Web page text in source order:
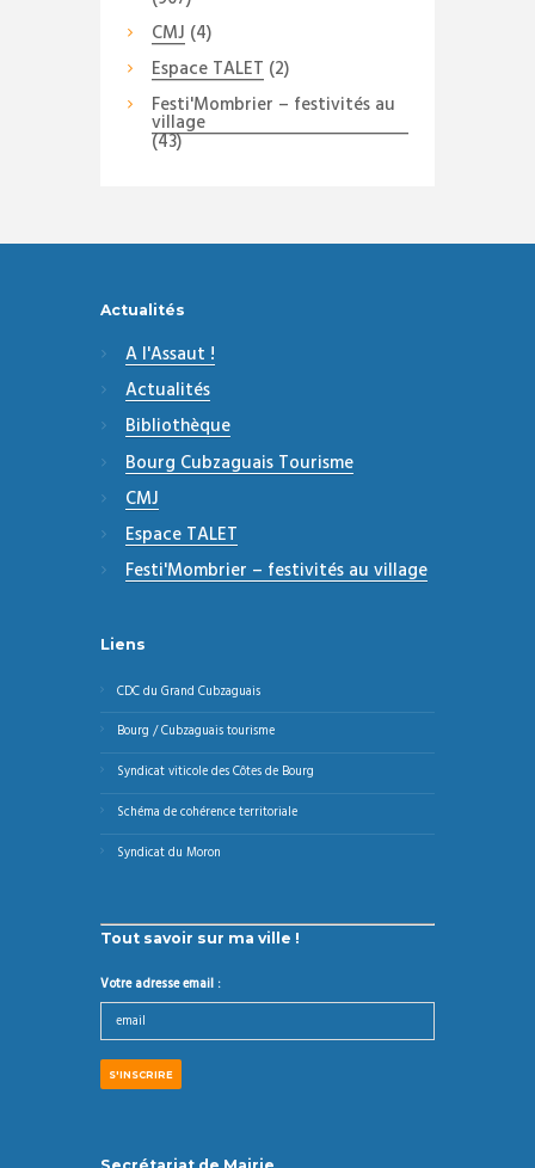
CMJ (4)
Espace TALET (2)
Festi'Mombrier – festivités au
village
(43)
Actualités
A l'Assaut !
Actualités
Bibliothèque
Bourg Cubzaguais Tourisme
CMJ
Espace TALET
Festi'Mombrier – festivités au village
Liens
CDC du Grand Cubzaguais
Bourg / Cubzaguais tourisme
Syndicat viticole des Côtes de Bourg
Schéma de cohérence territoriale
Syndicat du Moron
Tout savoir sur ma ville !
Votre adresse email :